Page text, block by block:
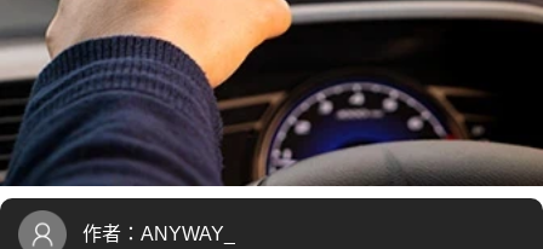
作者： ANYWAY_